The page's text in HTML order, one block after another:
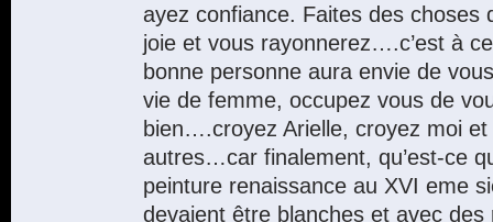
ayez confiance. Faites des choses
joie et vous rayonnerez….c’est à
bonne personne aura envie de
vie de femme, occupez vous de
bien….croyez Arielle, croyez moi
autres…car finalement, qu’est-ce
peinture renaissance au XVI eme
devaient être blanches et avec des